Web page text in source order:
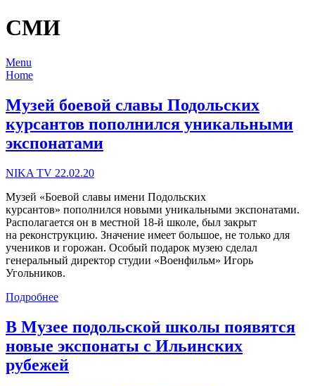
СМИ
Menu
Home
Музей боевой славы Подольских
курсантов пополнился уникальными
экспонатами
NIKA TV 22.02.20
Музей «Боевой славы имени Подольских
курсантов» пополнился новыми уникальными экспонатами.
Располагается он в местной 18-й школе, был закрыт
на реконструкцию. Значение имеет большое, не только для
учеников и горожан. Особый подарок музею сделал
генеральный директор студии «Военфильм» Игорь
Угольников.
Подробнее
В Музее подольской школы появятся
новые экспонаты с Ильинских
рубежей